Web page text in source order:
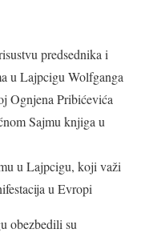
predsednika i
u Lajpcigu Wolfganga
Ognjena Pribićevića
Sajmu knjiga u
u Lajpcigu, koji važi
u Evropi
obezbedili su